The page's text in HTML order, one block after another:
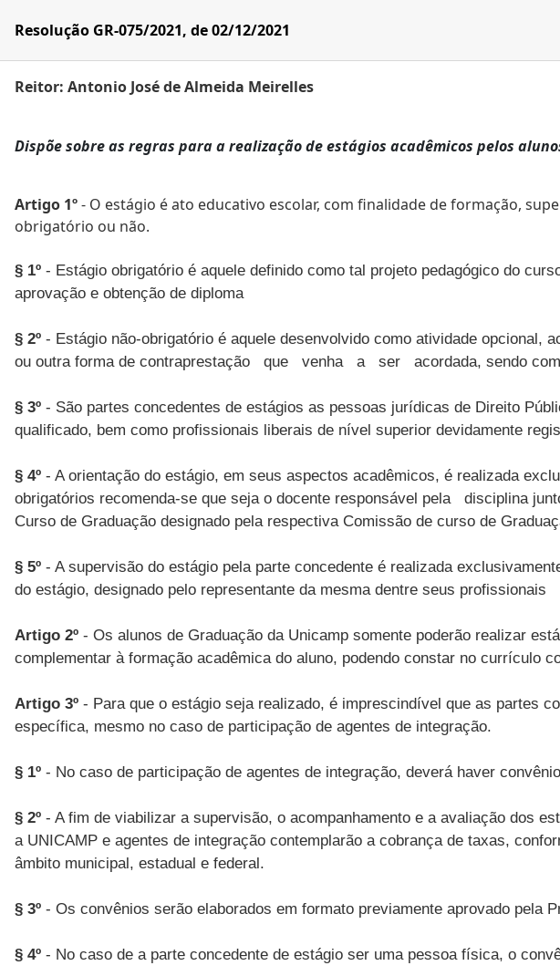
Resolução GR-075/2021, de 02/12/2021
Reitor: Antonio José de Almeida Meirelles
Dispõe sobre as regras para a realização de estágios acadêmicos pelos
Artigo 1º- O estágio é ato educativo escolar, com finalidade de formação,
obrigatório ou não.
§ 1º - Estágio obrigatório é aquele definido como tal projeto pedagógico do
aprovação e obtenção de diploma
§ 2º - Estágio não-obrigatório é aquele desenvolvido como atividade
ou outra forma de contraprestação que venha a ser acordada, sendo
§ 3º - São partes concedentes de estágios as pessoas jurídicas de Direito
qualificado, bem como profissionais liberais de nível superior devidamente
§ 4º - A orientação do estágio, em seus aspectos acadêmicos, é realizada
obrigatórios recomenda-se que seja o docente responsável pela disciplina
Curso de Graduação designado pela respectiva Comissão de curso de
§ 5º - A supervisão do estágio pela parte concedente é realizada
do estágio, designado pelo representante da mesma dentre seus profissionais
Artigo 2º - Os alunos de Graduação da Unicamp somente poderão realizar
complementar à formação acadêmica do aluno, podendo constar no currículo
Artigo 3º - Para que o estágio seja realizado, é imprescindível que as partes
específica, mesmo no caso de participação de agentes de integração.
§ 1º - No caso de participação de agentes de integração, deverá haver
§ 2º - A fim de viabilizar a supervisão, o acompanhamento e a avaliação dos
a UNICAMP e agentes de integração contemplarão a cobrança de taxas,
âmbito municipal, estadual e federal.
§ 3º - Os convênios serão elaborados em formato previamente aprovado pela
§ 4º - No caso de a parte concedente de estágio ser uma pessoa física, o